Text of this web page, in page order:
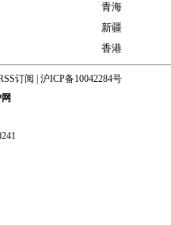
青海
新疆
香港
订阅
沪ICP备10042284号